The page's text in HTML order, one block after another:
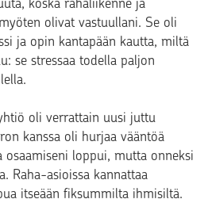
olivat vastuullani. Se oli
ja opin kantapään kautta, miltä
se stressaa todella paljon
oli verrattain uusi juttu
kanssa oli hurjaa vääntöä
osaamiseni loppui, mutta onneksi
Raha-asioissa kannattaa
itseään fiksummilta ihmisiltä.